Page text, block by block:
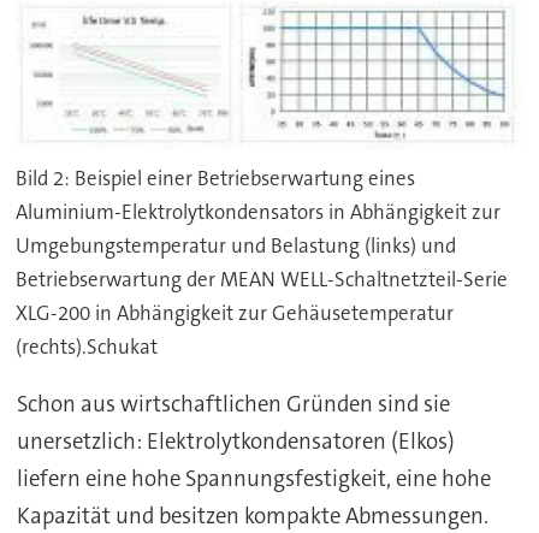
Bild 2: Beispiel einer Betriebserwartung eines
Aluminium-Elektrolytkondensators in Abhängigkeit zur
Umgebungstemperatur und Belastung (links) und
Betriebserwartung der MEAN WELL-Schaltnetzteil-Serie
XLG-200 in Abhängigkeit zur Gehäusetemperatur
(rechts).Schukat
Schon aus wirtschaftlichen Gründen sind sie
unersetzlich: Elektrolytkondensatoren (Elkos)
liefern eine hohe Spannungsfestigkeit, eine hohe
Kapazität und besitzen kompakte Abmessungen.